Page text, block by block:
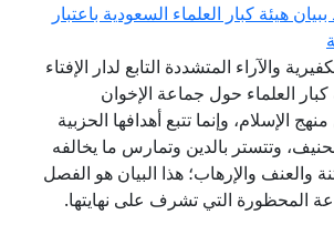
هيئة كبار العلماء السعودية باعتبار
والآراء المتشددة التابع لدار الإفتاء
العلماء حول جماعة الإخوان
منهج الإسلام، وإنما تتبع أهدافها الحزبية
وتتستر بالدين وتمارس ما يخالفه
والعنف والإرهاب؛ هذا البيان هو الفصل
المحظورة التي تشرف على نهايتها.